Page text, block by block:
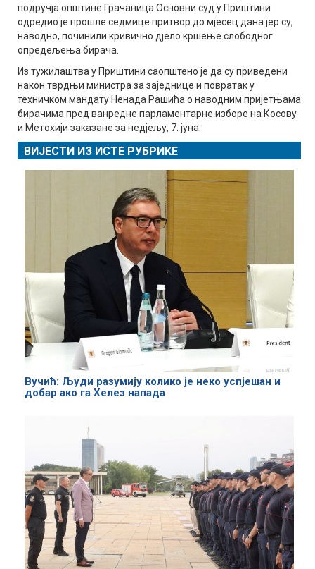
подручја општине Грачаница Основни суд у Приштини
одредио је прошле седмице притвор до мјесец дана јер су,
наводно, починили кривично дјело кршење слободног
опредељења бирача.
Из тужилаштва у Приштини саопштено је да су приведени
након тврдњи министра за заједнице и повратак у
техничком мандату Ненада Рашића о наводним пријетњама
бирачима пред ванредне парламентарне изборе на Косову
и Метохији заказане за недјељу, 7. јуна.
ВИЈЕСТИ ИЗ ИСТЕ РУБРИКЕ
Вучић: Људи разумију колико је неко успјешан и
добар ако га Хелез напада